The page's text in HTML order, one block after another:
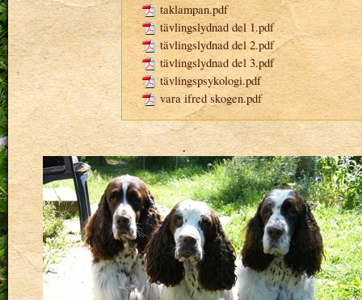
taklampan.pdf
tävlingslydnad del 1.pdf
tävlingslydnad del 2.pdf
tävlingslydnad del 3.pdf
tävlingspsykologi.pdf
vara ifred skogen.pdf